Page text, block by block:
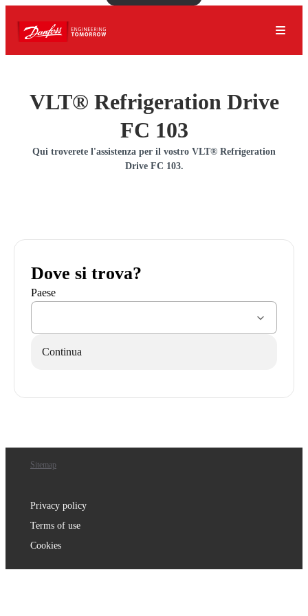
VLT® Refrigeration Drive
FC 103
Qui troverete l'assistenza per il vostro VLT® Refrigeration
Drive FC 103.
Dove si trova?
Paese
Continua
Sitemap
Privacy policy
Terms of use
Cookies